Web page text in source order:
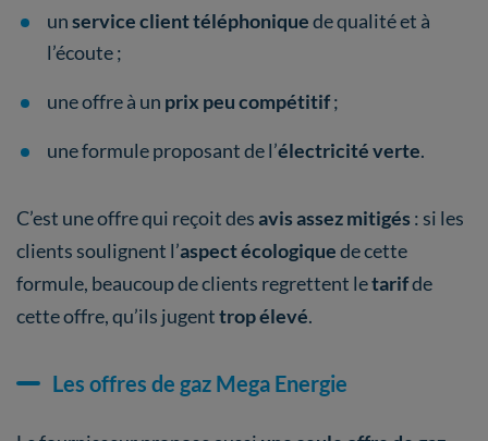
unservice client téléphoniquede qualité et à
l’écoute ;
une offre à un prix peu compétitif;
une formule proposant de l’électricité verte.
C’est une offre qui reçoit desavis assez mitigés : si les
clients soulignent l’aspect écologiquede cette
formule, beaucoup de clients regrettent letarifde
cette offre, qu’ils jugenttrop élevé.
Les offres de gaz Mega Energie